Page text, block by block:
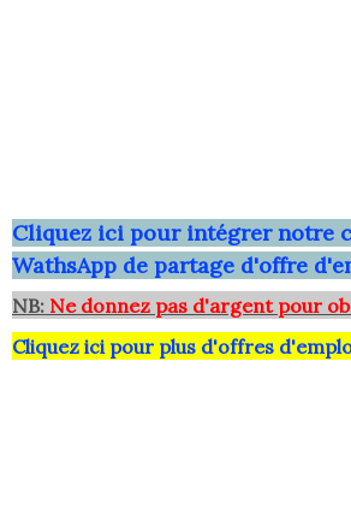
Cliquez ici pour intégrer notre
WathsApp de partage d'offre
NB: Ne donnez pas d'argent pour
Cliquez ici pour plus d'offres